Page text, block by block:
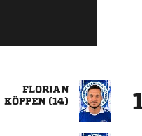

 